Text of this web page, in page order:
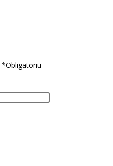
*Obligatoriu